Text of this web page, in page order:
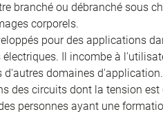
branché ou débranché sous
corporels.
pour des applications
Il incombe à
d'autres domaines d'application.
des circuits dont la tension
personnes ayant une